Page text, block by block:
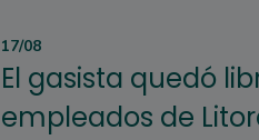
17/08
El gasista quedó
empleados de